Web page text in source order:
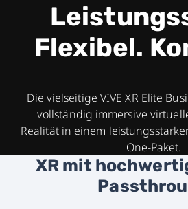
in-
One-
XR-
Headset
Flexibel.
Die vielseitige VIVE XR Elite
vollständig immersive
Realität in einem
One-Paket.
XR mit